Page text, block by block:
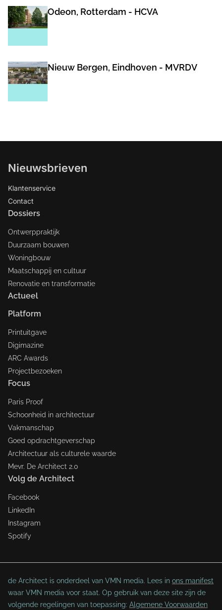
Odeon, Rotterdam - HCVA
Nieuw Bergen, Eindhoven - MVRDV
Nieuwsbrieven
Klantenservice
Contact
Dossiers
Ontwerppraktijk
Duurzaam bouwen
Woningbouw
Maatschappij en cultuur
Renovatie en transformatie
Actueel
Platform
Printuitgave
Digimazine
ARC Awards
Projectbezoeken
Focus
Paris Proof
Schoonheid in architectuur
Vakmanschap
Goed opdrachtgeverschap
Architectuur als culturele waarde
Mevr. De Architect 2.0
Volg de Architect
Facebook
LinkedIn
Instagram
Spotify
de Architect is onderdeel van VMN media. Lees in ons manifest
waar VMN media voor staat. Op gebruik van deze site zijn de
volgende regelingen van toepassing: Algemene Voorwaarden